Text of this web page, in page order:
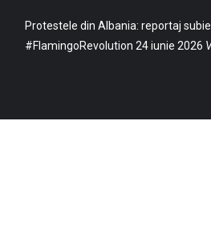
Protestele din Albania: reportaj
#FlamingoRevolution 24 iunie 2026